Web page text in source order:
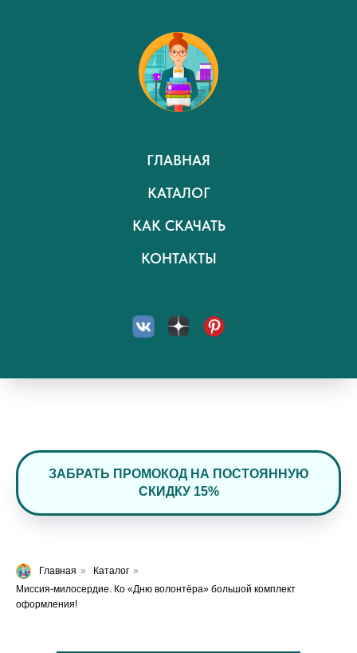
ГЛАВНАЯ
КАТАЛОГ
КАК СКАЧАТЬ
КОНТАКТЫ
ЗАБРАТЬ ПРОМОКОД НА ПОСТОЯННУЮ
СКИДКУ 15%
Главная » Каталог »
Миссия-милосердие. Ко «Дню волонтёра» большой комплект
оформления!